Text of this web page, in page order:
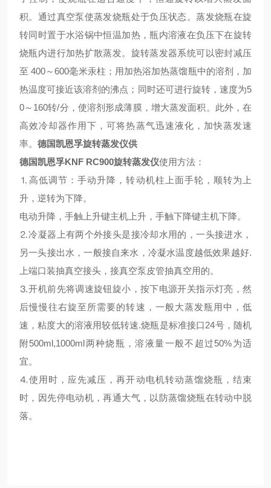
积。通过真空泵使蒸发烧瓶处于负压状态。蒸发烧瓶在旋
转同时置于水浴锅中恒温加热，瓶内溶液在负压下在旋转
烧瓶内进行加热扩散蒸发。旋转蒸发器系统可以密封减压
至 400～600毫米汞柱；用加热浴加热蒸馏瓶中的溶剂，加
热温度可接近该溶剂的沸点；同时还可进行旋转，速度为5
0～160转/分，使溶剂形成薄膜，增大蒸发面积。此外，在
高效冷却器作用下，可将热蒸气迅速液化，加快蒸发速
率。 德国凯恩孚旋转蒸发仪供
德国凯恩孚KNF RC900旋转蒸发仪使用方法：
⒈高低调节：手动升降，转动机柱上面手轮，顺转为上
升，逆转为下降。
电动升降，手触上升键主机上升，手触下降键主机下降。
⒉冷凝器上有两个外接头是接冷却水用的，一头接进水，
另一头接出水，一般接自来水，冷凝水温度越低效果越好.
上端口装抽真空接头，接真空泵皮管抽真空用的。
⒊开机前先将调速旋钮旋小，按下电源开关指示灯亮，然
后慢慢往右旋至所需要的转速，一般大蒸发瓶用中，低
速，粘度大的溶液用较低转速.烧瓶是标准接口24号，随机
附500ml,1000ml两种烧瓶，溶液量一般不超过50%为适
宜。
⒋使用时，应先减压，再开动电机转动蒸馏烧瓶，结束
时，因先停电动机，再通大气，以防蒸馏烧瓶在转动中脱
落。